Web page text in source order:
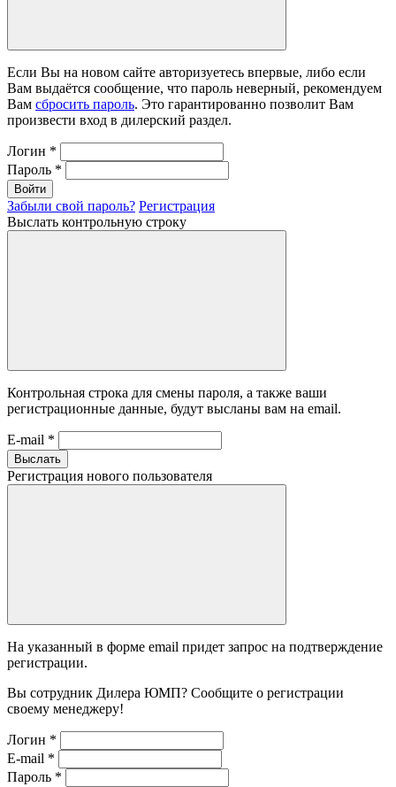
Если Вы на новом сайте авторизуетесь впервые, либо если
Вам выдаётся сообщение, что пароль неверный, рекомендуем
Вам сбросить пароль. Это гарантированно позволит Вам
произвести вход в дилерский раздел.
Логин *
Пароль *
Войти
Забыли свой пароль? Регистрация
Выслать контрольную строку
Контрольная строка для смены пароля, а также ваши
регистрационные данные, будут высланы вам на email.
E-mail *
Выслать
Регистрация нового пользователя
На указанный в форме email придет запрос на подтверждение
регистрации.
Вы сотрудник Дилера ЮМП? Сообщите о регистрации
своему менеджеру!
Логин *
E-mail *
Пароль *